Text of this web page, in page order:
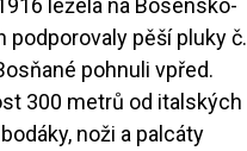
ležela na Bosensko-
podporovaly pěší pluky č.
pohnuli vpřed.
300 metrů od italských
noži a palcáty